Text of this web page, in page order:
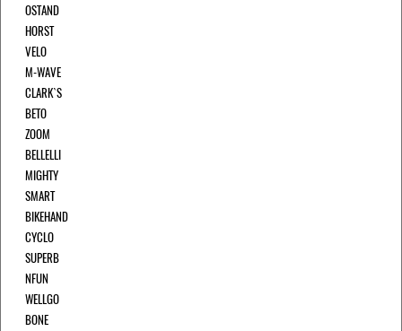
OSTAND
HORST
VELO
M-WAVE
CLARK`S
BETO
ZOOM
BELLELLI
MIGHTY
SMART
BIKEHAND
CYCLO
SUPERB
NFUN
WELLGO
BONE